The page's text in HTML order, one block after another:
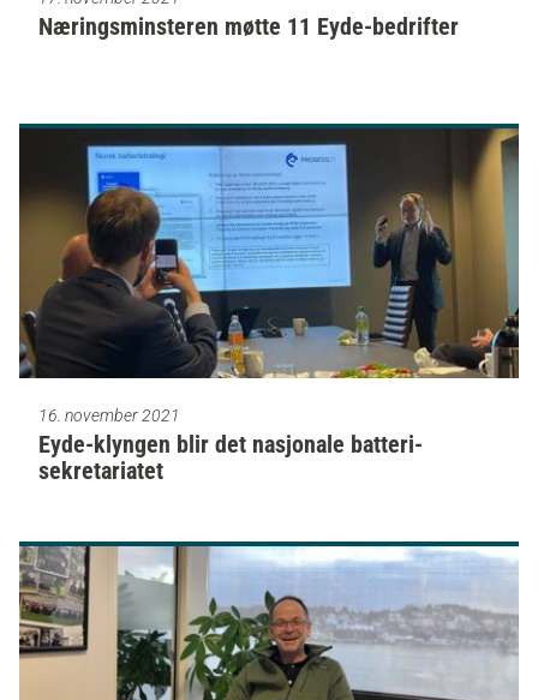
Næringsminsteren møtte 11 Eyde-bedrifter
16. november 2021
Eyde-klyngen blir det nasjonale batteri-
sekretariatet